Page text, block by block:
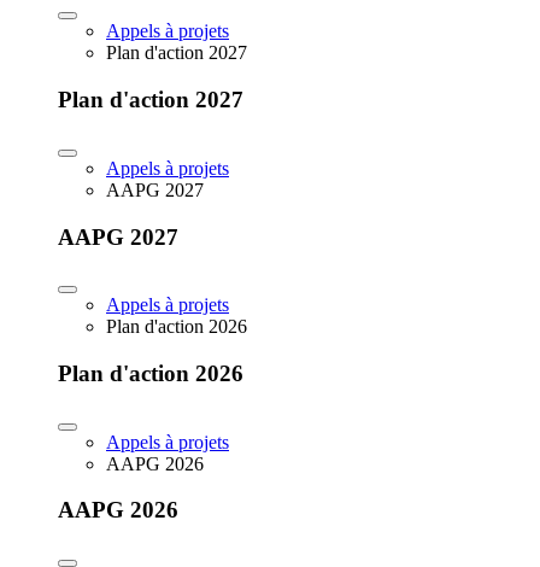
Appels à projets
Plan d'action 2027
Plan d'action 2027
Appels à projets
AAPG 2027
AAPG 2027
Appels à projets
Plan d'action 2026
Plan d'action 2026
Appels à projets
AAPG 2026
AAPG 2026